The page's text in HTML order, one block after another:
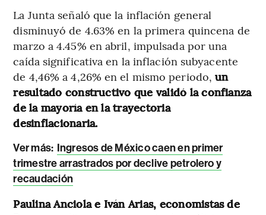
La Junta señaló que la inflación general
disminuyó de 4.63% en la primera quincena de
marzo a 4.45% en abril, impulsada por una
caída significativa en la inflación subyacente
de 4,46% a 4,26% en el mismo periodo,un
resultado constructivo que validó la confianza
de la mayoría en la trayectoria
desinflacionaria.
Ver más: Ingresos de México caen en primer
trimestre arrastrados por declive petrolero y
recaudación
Paulina Anciola e Iván Arias, economistas de